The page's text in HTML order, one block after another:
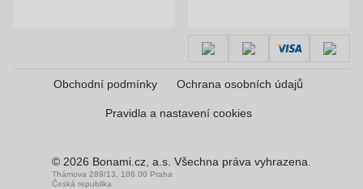
Obchodní podmínky Ochrana osobních údajů
Pravidla a nastavení cookies
© 2026 Bonami.cz, a.s. Všechna práva vyhrazena.
Thámova 289/13, 186 00 Praha
Česká republika